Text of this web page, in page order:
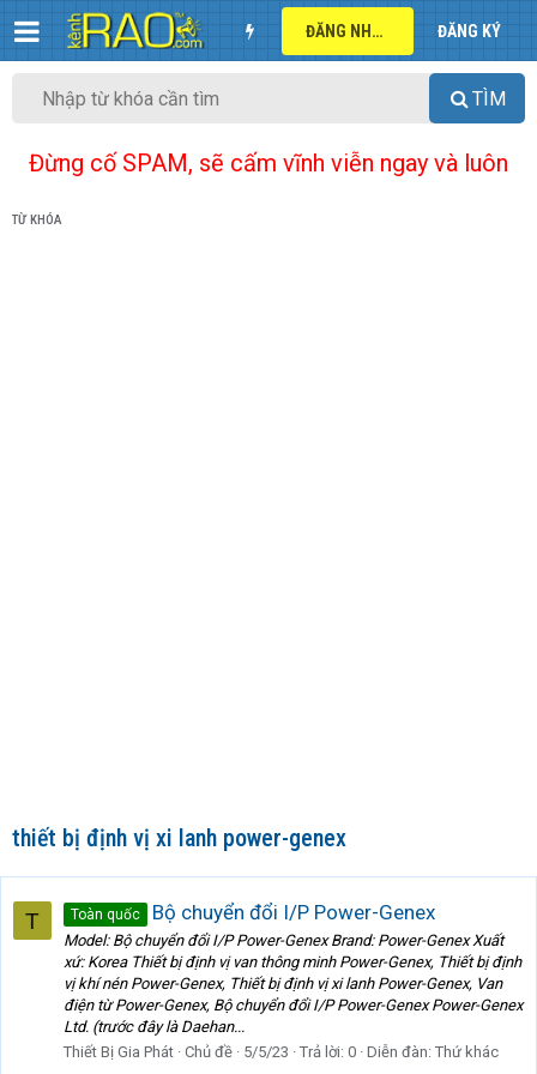
ĐĂNG NHẬP ĐĂNG KÝ
TÌM
Đừng cố SPAM, sẽ cấm vĩnh viễn ngay và luôn
TỪ KHÓA
thiết bị định vị xi lanh power-genex
T Toàn quốc Bộ chuyển đổi I/P Power-Genex
Model: Bộ chuyển đổi I/P Power-Genex Brand: Power-Genex Xuất
xứ: Korea Thiết bị định vị van thông minh Power-Genex, Thiết bị định
vị khí nén Power-Genex, Thiết bị định vị xi lanh Power-Genex, Van
điện từ Power-Genex, Bộ chuyển đổi I/P Power-Genex Power-Genex
Ltd. (trước đây là Daehan...
Thiết Bị Gia Phát Chủ đề 5/5/23 Trả lời: 0 Diễn đàn: Thứ khác